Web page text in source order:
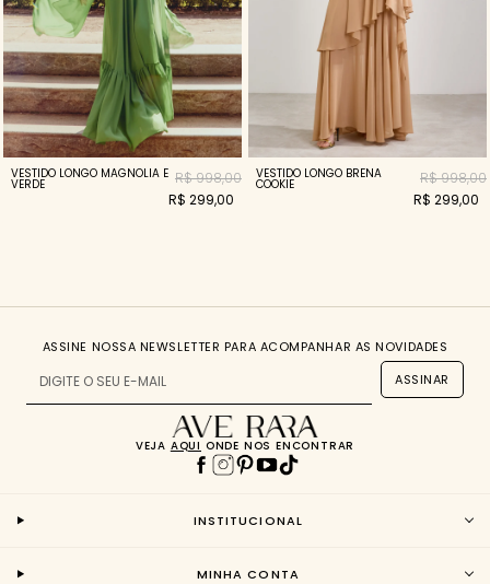
VESTIDO LONGO MAGNOLIA E
VERDE
R$ 998,00
R$ 299,00
VESTIDO LONGO BRENA
COOKIE
R$ 998,00
R$ 299,00
ASSINE NOSSA NEWSLETTER PARA ACOMPANHAR AS NOVIDADES
ASSINAR
VEJA AQUI ONDE NOS ENCONTRAR
INSTITUCIONAL
MINHA CONTA